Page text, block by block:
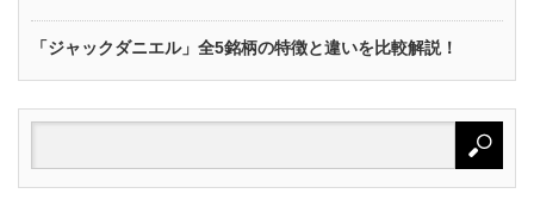
「ジャックダニエル」全5銘柄の特徴と違いを比較解説！